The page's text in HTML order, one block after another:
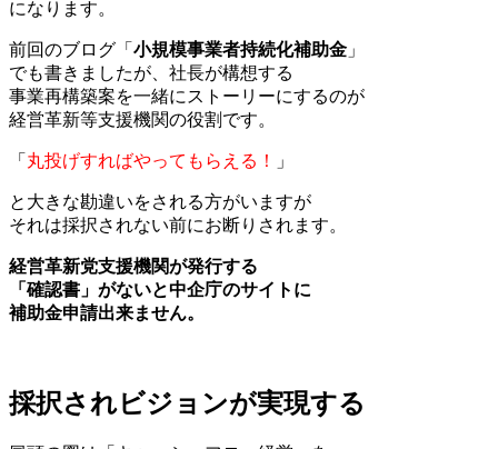
になります。
前回のブログ「 小規模事業者持続化補助金 」
でも書きましたが、社長が構想する
事業再構築案を一緒にストーリーにするのが
経営革新等支援機関の役割です。
「 丸投げすればやってもらえる！ 」
と大きな勘違いをされる方がいますが
それは採択されない前にお断りされます。
経営革新党支援機関が発行する
「確認書」がないと中企庁のサイトに
補助金申請出来ません。
採択されビジョンが実現する